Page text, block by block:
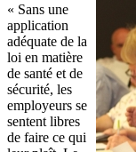
« Sans une
application
adéquate de la
loi en matière
de santé et de
sécurité, les
employeurs se
sentent libres
de faire ce qui